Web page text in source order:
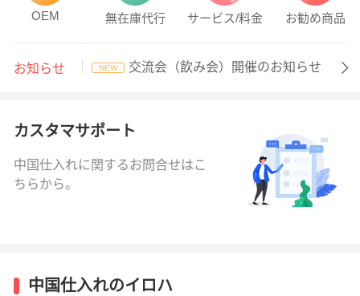
OEM 無在庫代行 サービス/料金 お勧め商品
お知らせ NEW 交流会（飲み会）開催のお知らせ
カスタマサポート
中国仕入れに関するお問合せはこ
ちらから。
中国仕入れのイロハ